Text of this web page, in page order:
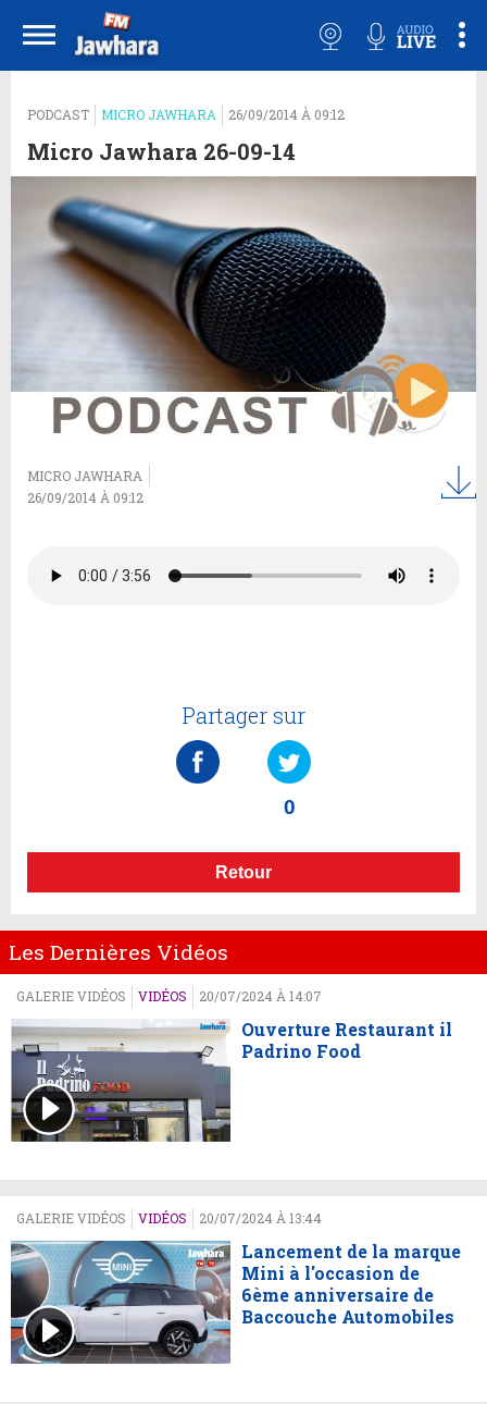
PODCAST MICRO JAWHARA 26/09/2014 À 09:12
Micro Jawhara 26-09-14
MICRO JAWHARA
26/09/2014 À 09:12
Partager sur
0
Retour
Les Dernières Vidéos
GALERIE VIDÉOS VIDÉOS 20/07/2024 À 14:07
Ouverture Restaurant il
Padrino Food
GALERIE VIDÉOS VIDÉOS 20/07/2024 À 13:44
Lancement de la marque
Mini à l'occasion de
6ème anniversaire de
Baccouche Automobiles